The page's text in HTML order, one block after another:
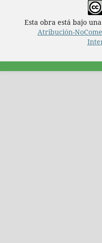
Esta obra está bajo una
Atribución-